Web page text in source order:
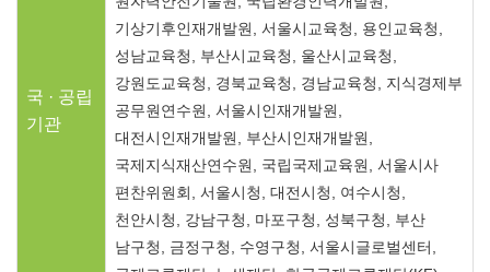
국 · 공립
기관
기상기후인재개발원, 서울시교육청, 용인교육청,
성남교육청, 부산시교육청, 울산시교육청,
강원도교육청, 경북교육청, 경남교육청, 지식경제부
공무원연수원, 서울시인재개발원,
대전시인재개발원, 부산시인재개발원,
국제지식재산연수원, 국립국제교육원, 서울시사
편찬위원회, 서울시청, 대전시청, 여수시청,
천안시청, 강남구청, 마포구청, 성북구청, 부산
남구청, 금정구청, 수영구청, 서울시글로벌센터,